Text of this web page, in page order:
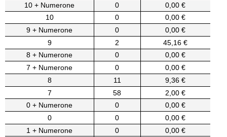
10 + Numerone
0
0,00 €
10
0
0,00 €
9 + Numerone
0
0,00 €
9
2
45,16 €
8 + Numerone
0
0,00 €
7 + Numerone
0
0,00 €
8
11
9,36 €
7
58
2,00 €
0 + Numerone
0
0,00 €
0
0
0,00 €
1 + Numerone
0
0,00 €